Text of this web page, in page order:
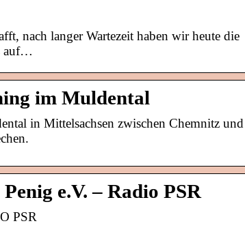
nach langer Wartezeit haben wir heute die
auf…
im Muldental
in Mittelsachsen zwischen Chemnitz und
e.V. – Radio PSR
PSR